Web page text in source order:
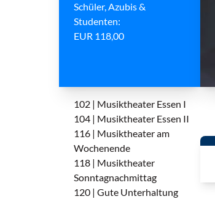
Schüler, Azubis &
Studenten:
EUR 118,00
102 | Musiktheater Essen I
104 | Musiktheater Essen II
116 | Musiktheater am
Wochenende
118 | Musiktheater
Sonntagnachmittag
120 | Gute Unterhaltung